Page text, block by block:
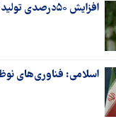
افزایش ۵۰درصدی تولید کیک زرد/ مکان ۵نیروگاه اتمی جدید ایران کجاست؟
اسلامی: فناوری‌های